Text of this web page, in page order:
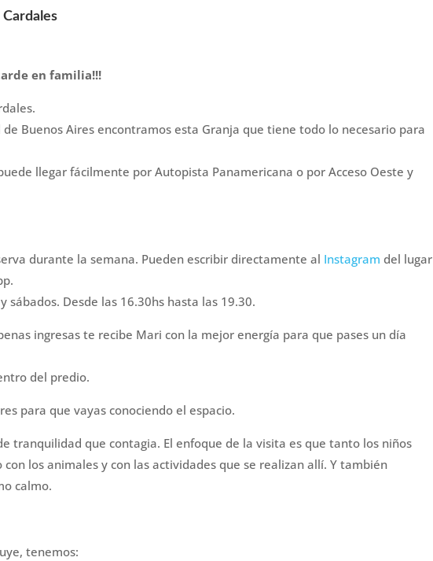
en familia!!!
Buenos Aires encontramos esta Granja que tiene todo lo necesario para
llegar fácilmente por Autopista Panamericana o por Acceso Oeste y
durante la semana. Pueden escribir directamente al Instagram del lugar
sábados. Desde las 16.30hs hasta las 19.30.
ingresas te recibe Mari con la mejor energía para que pases un día
del predio.
para que vayas conociendo el espacio.
tranquilidad que contagia. El enfoque de la visita es que tanto los niños
los animales y con las actividades que se realizan allí. Y también
calmo.
tenemos: